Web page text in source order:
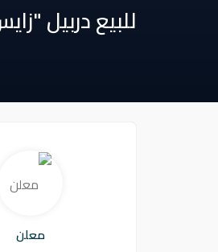
للبیع دربیل "زايس ألماني" 10×50
معلن